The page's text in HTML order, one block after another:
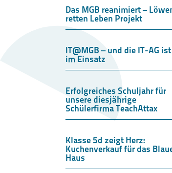
Das MGB reanimiert –
retten Leben Projekt
IT@MGB – und die IT-AG ist
im Einsatz
Erfolgreiches Schuljahr für
unsere diesjährige
Schülerfirma TeachAttax
Klasse 5d zeigt Herz:
Kuchenverkauf für das
Haus